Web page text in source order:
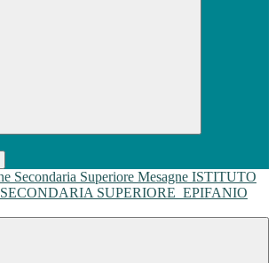
ISTITUTO
SECONDARIA SUPERIORE EPIFANIO